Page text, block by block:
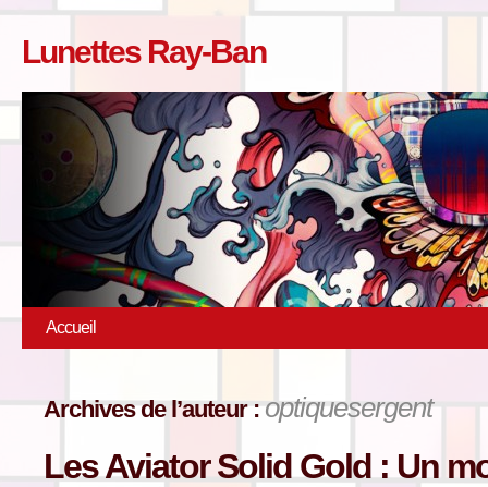
Lunettes Ray-Ban
Accueil
Archives de l’auteur :optiquesergent
Les Aviator Solid Gold : Un